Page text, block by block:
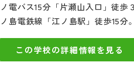
電バス15分「片瀬山入口」徒歩
電鉄線「江ノ島駅」徒歩15分。
この学校の詳細情報を見る